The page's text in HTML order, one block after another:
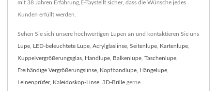
mit 38 Jahren Erfahrung,E-Taystellt sicher, dass die Wünsche jedes
Kunden erfüllt werden.
Sehen Sie sich unsere hochwertigen Lupen an und kontaktieren Sie uns
Lupe LED-beleuchtete Lupe Acrylglaslinse Seitenlupe Kartenlupe
Kuppelvergrößerungsglas Handlupe Balkenlupe Taschenlupe
Freihändige Vergrößerungslinse Kopfbandlupe Hängelupe
Leinenprüfer, Kaleidoskop-Linse 3D-Brille gerne .